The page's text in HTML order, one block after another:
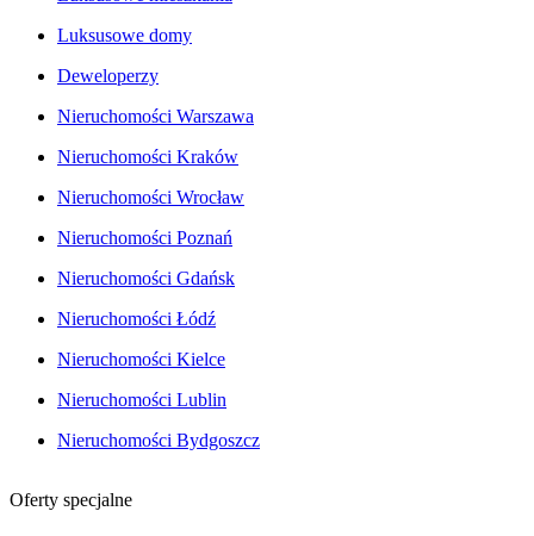
Luksusowe domy
Deweloperzy
Nieruchomości Warszawa
Nieruchomości Kraków
Nieruchomości Wrocław
Nieruchomości Poznań
Nieruchomości Gdańsk
Nieruchomości Łódź
Nieruchomości Kielce
Nieruchomości Lublin
Nieruchomości Bydgoszcz
Oferty specjalne